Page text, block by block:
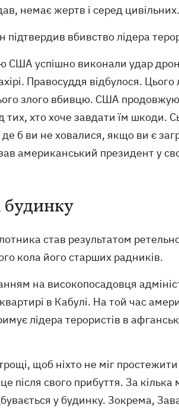
немає жертв і серед цивільних.
вбивство лідера
США успішно виконали удар
Правосуддя відбулося. Цього
злого вбивцю. США
тих, хто хоче завдати їм шкоди.
де б ви не ховалися, якщо ви є
американський президент у
будинку
став результатом
кола його старших радників.
на високопосадовця
в Кабулі. На той час
лідера терористів в
щоб ніхто не міг
після свого прибуття. За
у будинку. Зокрема,